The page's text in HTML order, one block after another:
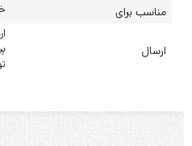
مناسب برای
ارسال